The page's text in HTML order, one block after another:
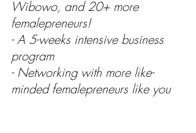
Wibowo, and 20+ more
femalepreneurs!
- A 5-weeks intensive business
program
- Networking with more like-
minded femalepreneurs like you